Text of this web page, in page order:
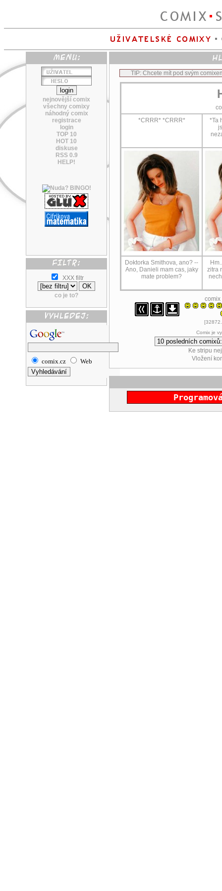
nejnovější comix
všechny comixy
náhodný comix
registrace
login
TOP 10
HOT 10
diskuse
RSS 0.9
HELP!
XXX filtr
co je to?
comix.cz Web
TIP: Chcete mít pod svým
*CRRR* *CRRR*
*Ta
Doktorka Smithova, ano? --
Ano, Danieli mam cas, jaky
mate problem?
zitra
Comix je
Ke stripu
Vložení